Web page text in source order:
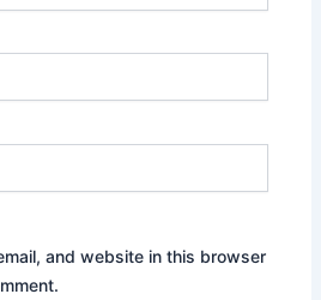
and website in this browser